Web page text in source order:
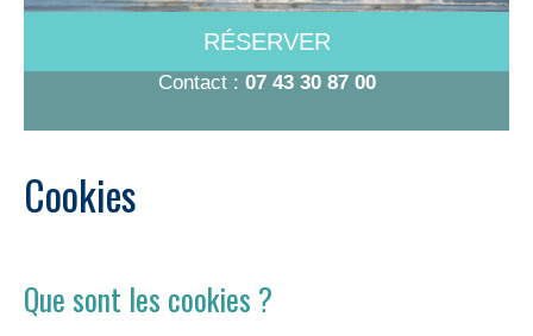
A VOIR/A FAIRE
TARIFS-DISPO
CONTACT
RÉSERVER
Contact : 07 43 30 87 00
Cookies
Que sont les cookies ?